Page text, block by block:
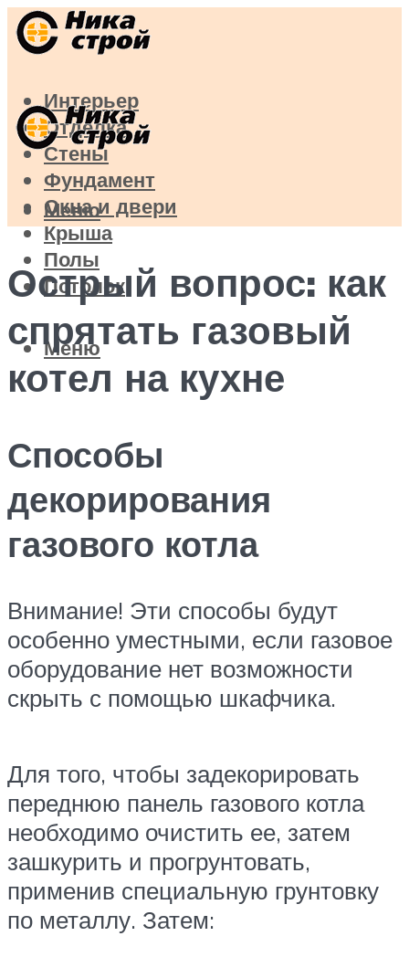
Интерьер
Отделка
Стены
Фундамент
Окна и двери
Крыша
Полы
Потолок
Меню
Меню
Острый вопрос: как
спрятать газовый
котел на кухне
Способы
декорирования
газового котла
Внимание! Эти способы будут
особенно уместными, если газовое
оборудование нет возможности
скрыть с помощью шкафчика.
Для того, чтобы задекорировать
переднюю панель газового котла
необходимо очистить ее, затем
зашкурить и прогрунтовать,
применив специальную грунтовку
по металлу. Затем: